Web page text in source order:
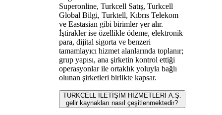
Superonline, Turkcell Satış, Turkcell
Global Bilgi, Turktell, Kıbrıs Telekom
ve Eastasian gibi birimler yer alır.
İştirakler ise özellikle ödeme, elektronik
para, dijital sigorta ve benzeri
tamamlayıcı hizmet alanlarında toplanır;
grup yapısı, ana şirketin kontrol ettiği
operasyonlar ile ortaklık yoluyla bağlı
olunan şirketleri birlikte kapsar.
TURKCELL İLETİŞİM HİZMETLERİ A.Ş.
gelir kaynakları nasıl çeşitlenmektedir?